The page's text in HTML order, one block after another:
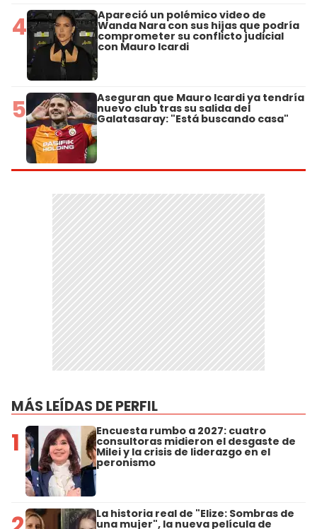
4 Apareció un polémico video de
Wanda Nara con sus hijas que podría
comprometer su conflicto judicial
con Mauro Icardi
5 Aseguran que Mauro Icardi ya tendría
nuevo club tras su salida del
Galatasaray: "Está buscando casa"
MÁS LEÍDAS DE PERFIL
1 Encuesta rumbo a 2027: cuatro
consultoras midieron el desgaste de
Milei y la crisis de liderazgo en el
peronismo
La historia real de "Elize: Sombras de
una mujer", la nueva película de